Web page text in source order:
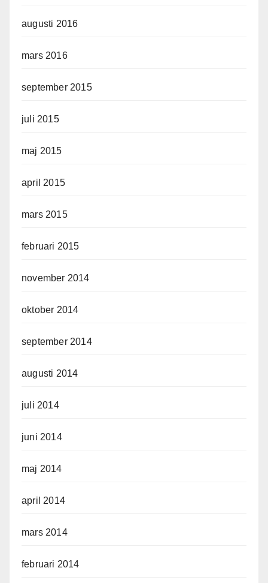
augusti 2016
mars 2016
september 2015
juli 2015
maj 2015
april 2015
mars 2015
februari 2015
november 2014
oktober 2014
september 2014
augusti 2014
juli 2014
juni 2014
maj 2014
april 2014
mars 2014
februari 2014